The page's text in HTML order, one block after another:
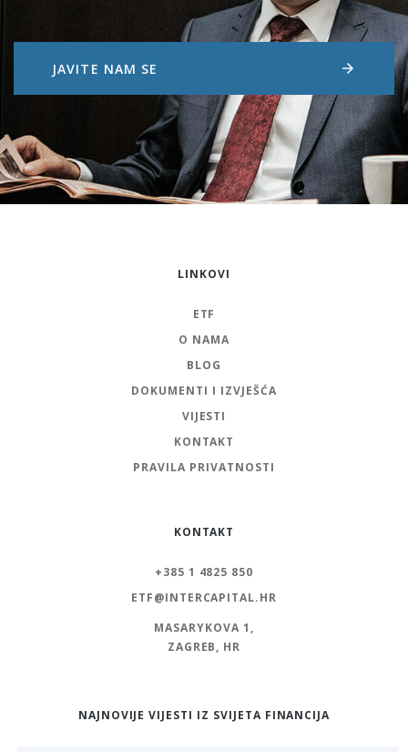
JAVITE NAM SE arrow_forward
LINKOVI
ETF
O NAMA
BLOG
DOKUMENTI I IZVJEŠĆA
VIJESTI
KONTAKT
PRAVILA PRIVATNOSTI
KONTAKT
+385 1 4825 850
ETF@INTERCAPITAL.HR
MASARYKOVA 1,
ZAGREB, HR
NAJNOVIJE VIJESTI IZ SVIJETA FINANCIJA